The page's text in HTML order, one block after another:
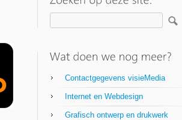
Contactgegevens visieMedia
Internet en Webdesign
Grafisch ontwerp en drukwerk